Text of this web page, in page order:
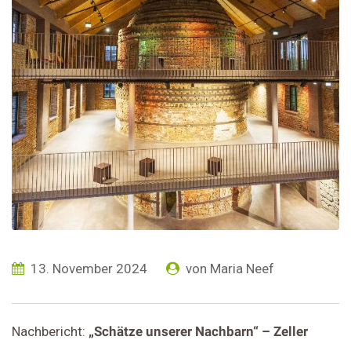
13. November 2024 von Maria Neef
Nachbericht: „Schätze unserer Nachbarn“ – Zeller